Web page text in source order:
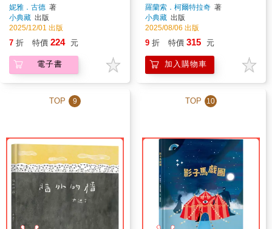
妮雅．古德 著
小典藏 出版
2025/12/01 出版
7 折 特價 224 元
電子書
羅蘭索．柯爾特拉奇 著
小典藏 出版
2025/08/06 出版
9 折 特價 315 元
加入購物車
TOP 9 TOP 10